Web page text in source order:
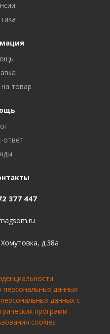
товар
ответ
377 447
д.38а
персональных данных
данных с
программ
cookies